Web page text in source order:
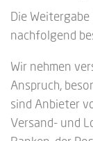
Die
nachfolgend
Wir nehmen
Anspruch,
sind Anbieter
Versand- und